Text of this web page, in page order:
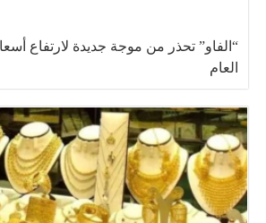
“الفاو” تحذر من موجة جديدة لارتفاع
العام